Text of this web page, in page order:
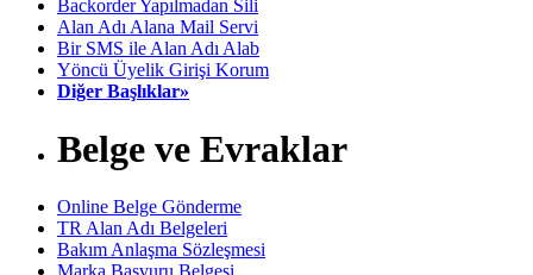
Backorder Yapılmadan Sili
Alan Adı Alana Mail Servi
Bir SMS ile Alan Adı Alab
Yöncü Üyelik Girişi Korum
Diğer Başlıklar»
Belge ve Evraklar
Online Belge Gönderme
TR Alan Adı Belgeleri
Bakım Anlaşma Sözleşmesi